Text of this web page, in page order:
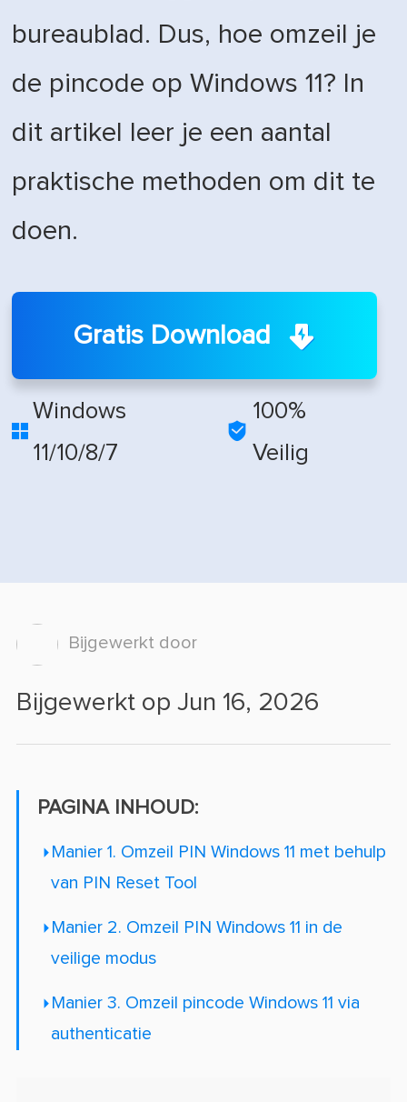
bureaublad. Dus, hoe omzeil je
de pincode op Windows 11? In
dit artikel leer je een aantal
praktische methoden om dit te
doen.
Gratis Download

Windows
11/10/8/7

100%
Veilig
Bijgewerkt door
Bijgewerkt op Jun 16, 2026
PAGINA INHOUD:
Manier 1. Omzeil PIN Windows 11 met behulp
van PIN Reset Tool
Manier 2. Omzeil PIN Windows 11 in de
veilige modus
Manier 3. Omzeil pincode Windows 11 via
authenticatie